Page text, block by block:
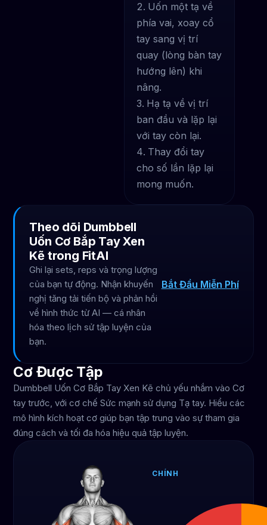
Uốn một tạ về
phía vai, xoay cổ
tay sang vị trí
quay (lòng bàn tay
hướng lên) khi
nâng.
Hạ tạ về vị trí
ban đầu và lặp lại
với tay còn lại.
Thay đổi tay
cho số lần lặp lại
mong muốn.
Theo dõi Dumbbell
Uốn Cơ Bắp Tay Xen
Kẽ trong FitAI
Ghi lại sets, reps và trọng lượng
của bạn tự động. Nhận khuyến
nghị tăng tải tiến bộ và phản hồi
về hình thức từ AI — cá nhân
hóa theo lịch sử tập luyện của
bạn.
Bắt Đầu Miễn Phí
Cơ Được Tập
Dumbbell Uốn Cơ Bắp Tay Xen Kẽ chủ yếu nhắm vào Cơ
tay trước, với cơ chế Sức mạnh sử dụng Tạ tay. Hiểu các
mô hình kích hoạt cơ giúp bạn tập trung vào sự tham gia
đúng cách và tối đa hóa hiệu quả tập luyện.
CHÍNH
trước